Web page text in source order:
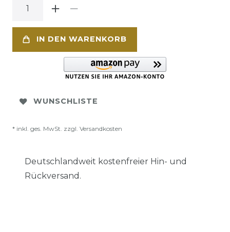
IN DEN WARENKORB
WUNSCHLISTE
* inkl. ges. MwSt. zzgl. Versandkosten
Deutschlandweit kostenfreier Hin- und
Rückversand.